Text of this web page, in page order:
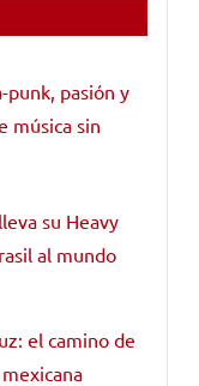
punk, pasión y
música sin
su Heavy
al mundo
el camino de